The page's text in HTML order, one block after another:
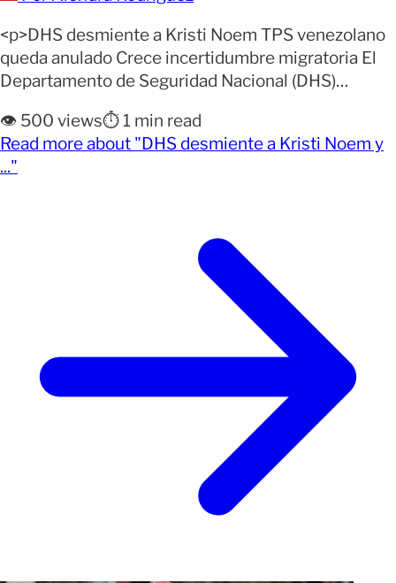
<p>DHS desmiente a Kristi Noem TPS venezolano
queda anulado Crece incertidumbre migratoria El
Departamento de Seguridad Nacional (DHS)
Kristi Noem, luego de que afirmara que los
venezolanos con Estatus de Protección Temporal
(TPS) podían solicitar refugio en Estados Unidos
👁️ 500 views⏱️ 1 min read
Read more about "DHS desmiente a Kristi Noem y
..."